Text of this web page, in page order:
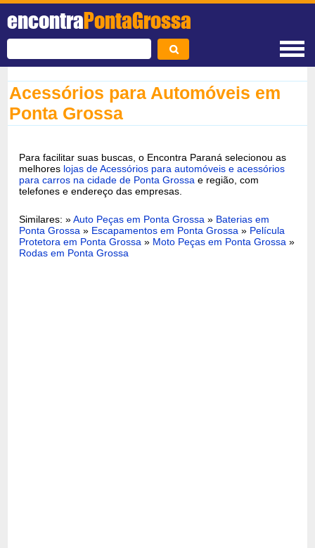
encontraPontaGrossa
Acessórios para Automóveis em
Ponta Grossa
Para facilitar suas buscas, o Encontra Paraná selecionou as
melhores lojas de Acessórios para automóveis e acessórios
para carros na cidade de Ponta Grossa e região, com
telefones e endereço das empresas.
Similares: »Auto Peças em Ponta Grossa » Baterias em
Ponta Grossa » Escapamentos em Ponta Grossa » Película
Protetora em Ponta Grossa » Moto Peças em Ponta Grossa »
Rodas em Ponta Grossa